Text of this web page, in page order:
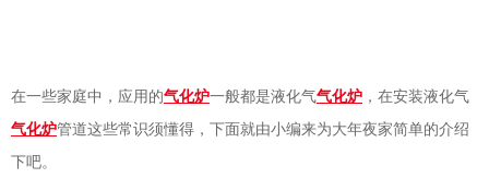
在一些家庭中，应用的气化炉一般都是液化气气化炉 ，在安装液化气
气化炉管道这些常识须懂得，下面就由小编来为大年夜家简单的介绍
下吧。